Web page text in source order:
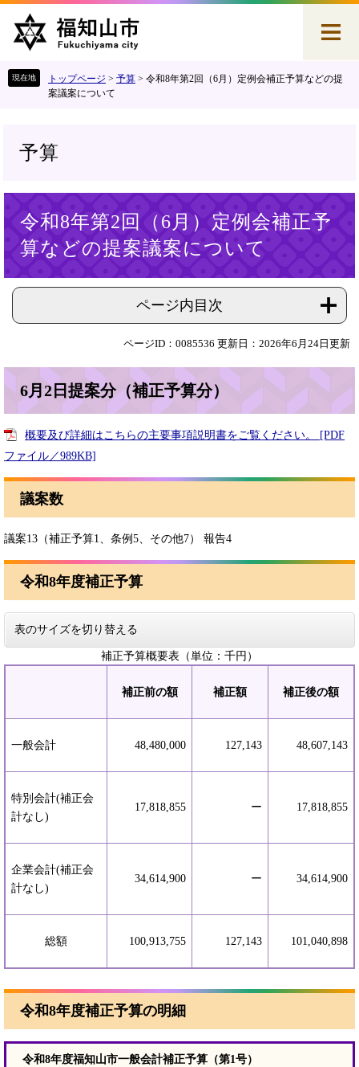
へ
トップページ > 予算 > 令和8年第2回（6月）定例会補正予算などの提
案議案について
予算
令和8年第2回（6月）定例会補正予
算などの提案議案について
ページ内目次
ページID：0085536 更新日：2026年6月24日更新
6月2日提案分（補正予算分）
概要及び詳細はこちらの主要事項説明書をご覧ください。 [PDF
ファイル／989KB]
議案数
議案13（補正予算1、条例5、その他7） 報告4
令和8年度補正予算
表のサイズを切り替える
補正予算概要表（単位：千円）
補正前の額 補正額 補正後の額
一般会計 48,480,000 127,143 48,607,143
特別会計(補正会
計なし)
17,818,855 ー 17,818,855
企業会計(補正会
計なし)
34,614,900 ー 34,614,900
総額 100,913,755 127,143 101,040,898
令和8年度補正予算の明細
令和8年度福知山市一般会計補正予算（第1号）